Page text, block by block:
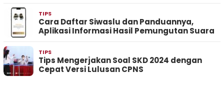
TIPS
Cara Daftar Siwaslu dan Panduannya,
Aplikasi Informasi Hasil Pemungutan Suara
TIPS
Tips Mengerjakan Soal SKD 2024 dengan
Cepat Versi Lulusan CPNS